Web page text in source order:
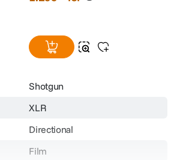
Shotgun
XLR
Directional
Film